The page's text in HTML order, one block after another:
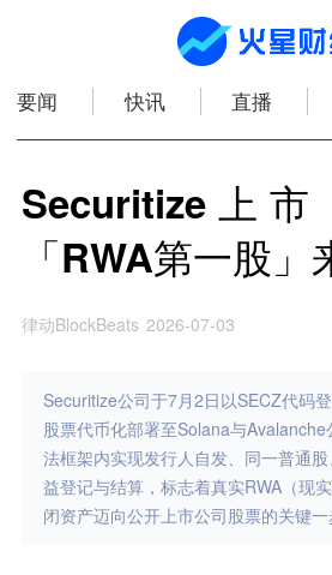
要闻 快讯 直播
Securitize上
「RWA第一股」
律动BlockBeats 2026-07-03
Securitize公司于7月2日以SECZ代码
股票代币化部署至Solana与
法框架内实现发行人自发、同一普通
益登记与结算，标志着真实RWA（现
闭资产迈向公开上市公司股票的关键一